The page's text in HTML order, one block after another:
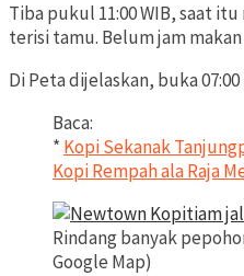
Tiba pukul 11:00 WIB, saat itu
terisi tamu. Belum jam makan
Di Peta dijelaskan, buka 07:00
Baca:
* Kopi Sekanak
Kopi Rempah ala Raja
Rindang banyak
Google Map)